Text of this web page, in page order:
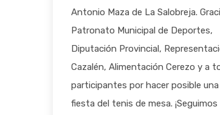
Antonio Maza de La Salobreja.
Patronato Municipal de Deportes,
Diputación Provincial,
Cazalén, Alimentación Cerezo y a
participantes por hacer posible una
fiesta del tenis de mesa. ¡Seguimos